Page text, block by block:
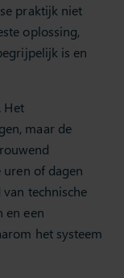
praktijk niet
oplossing,
is en
Het
maar de
of dagen
technische
en een
het systeem